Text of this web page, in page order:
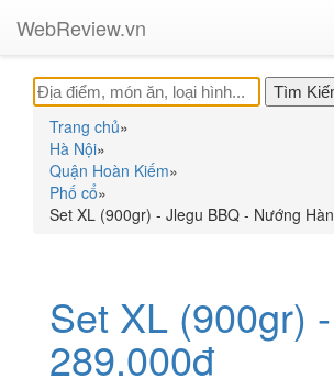
WebReview.vn
Trang chủ»
Hà Nội»
Quận Hoàn Kiếm»
Phố cổ»
Set XL (900gr) - Jlegu BBQ - Nướng
Set XL (900gr) -
289.000đ